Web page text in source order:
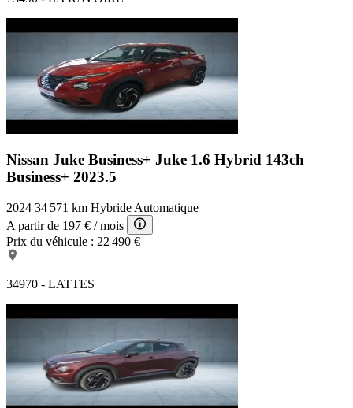
Nissan Juke Business+ Juke 1.6 Hybrid 143ch
Business+ 2023.5
2024 34 571 km Hybride Automatique
A partir de 197 € / mois
Prix du véhicule : 22 490 €
34970 - LATTES